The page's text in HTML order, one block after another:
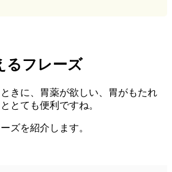
るフレーズ
きに、胃薬が欲しい、胃がもたれ
とても便利ですね。
ズを紹介します。